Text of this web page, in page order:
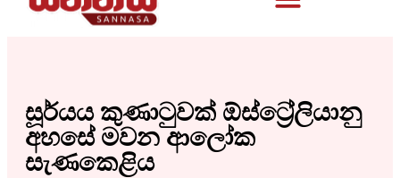
සූර්යය කුණාටුවක් ඕස්ට්‍රේලියානු
අහසේ මවන ආලෝක
සැණකෙළිය